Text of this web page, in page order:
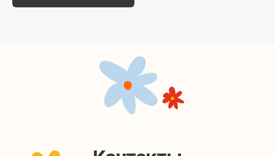
Мастерские упаковки подарков работают без